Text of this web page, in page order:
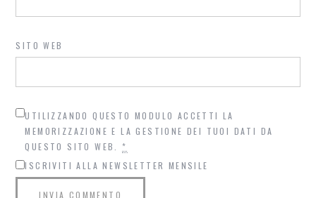
SITO WEB
UTILIZZANDO QUESTO MODULO ACCETTI LA
MEMORIZZAZIONE E LA GESTIONE DEI TUOI DATI DA
QUESTO SITO WEB.*
ISCRIVITI ALLA NEWSLETTER MENSILE